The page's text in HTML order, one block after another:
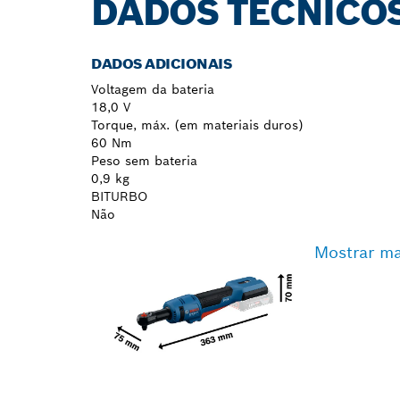
DADOS
DADOS ADICIONAIS
Voltagem da bateria
18,0 V
Torque, máx. (em materiais duros)
60 Nm
Peso sem bateria
0,9 kg
BITURBO
Não
Mostrar